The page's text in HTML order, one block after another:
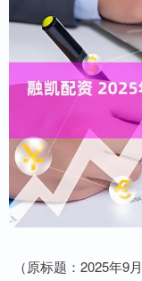
（原标题：2025年9